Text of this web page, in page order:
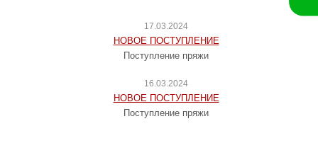
17.03.2024
НОВОЕ ПОСТУПЛЕНИЕ
Поступление пряжи
16.03.2024
НОВОЕ ПОСТУПЛЕНИЕ
Поступление пряжи